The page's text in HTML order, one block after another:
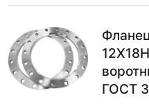
ГОСТ